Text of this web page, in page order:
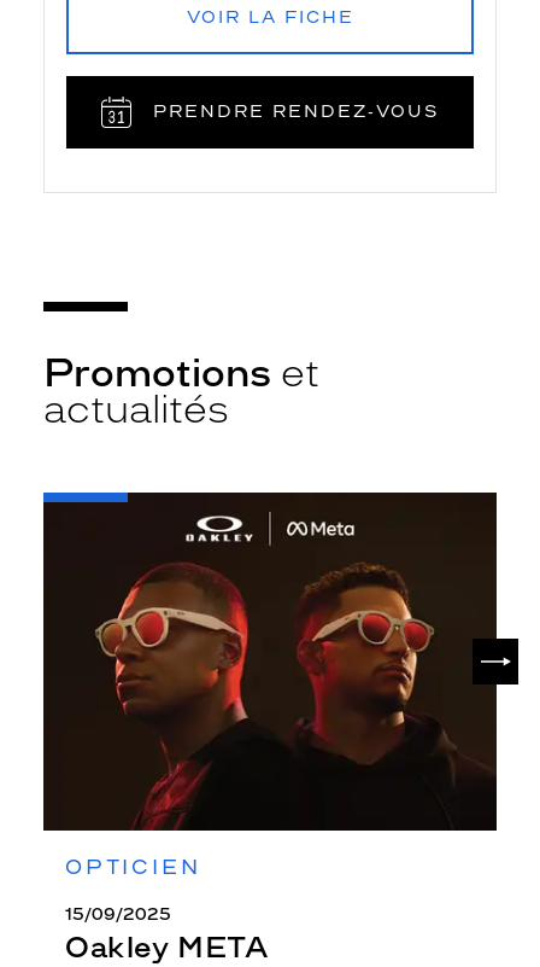
VOIR LA FICHE
PRENDRE RENDEZ‑VOUS
Promotions et
actualités
OPTICIEN
15/09/2025
Oakley META
-